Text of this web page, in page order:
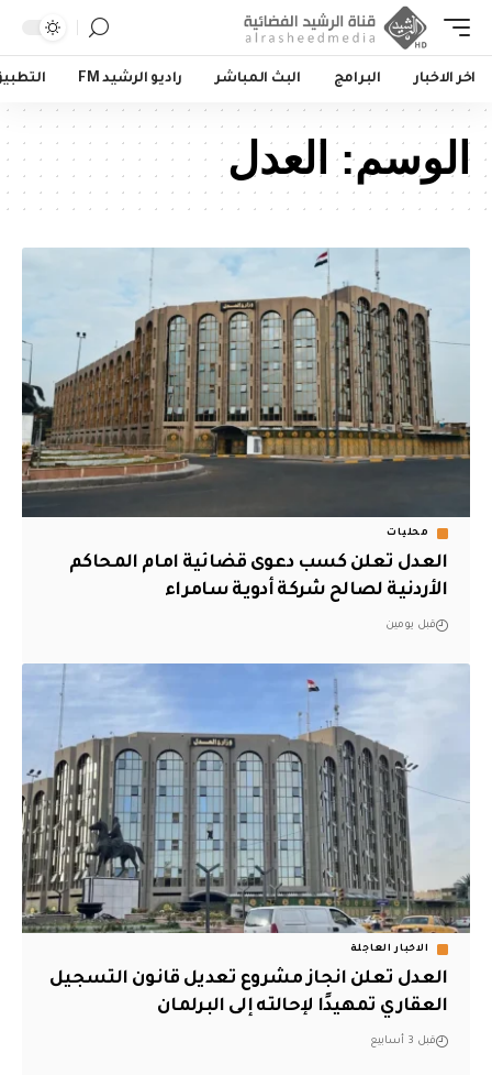
اخر الاخبار البرامج البث المباشر راديو الرشيد FM
الوسم: العدل
محليات
العدل تعلن كسب دعوى قضائية امام المحاكم
الأردنية لصالح شركة أدوية سامراء
قبل يومين
الاخبار العاجلة
العدل تعلن انجاز مشروع تعديل قانون التسجيل
العقاري تمهيدًا لإحالته إلى البرلمان
قبل 3 أسابيع